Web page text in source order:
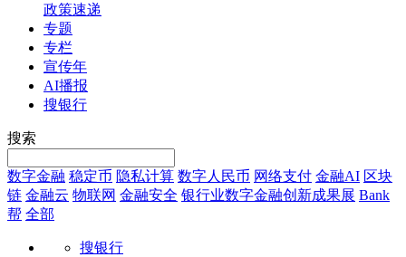
政策速递
专题
专栏
宣传年
AI播报
搜银行
搜索
数字金融 稳定币 隐私计算 数字人民币 网络支付 金融AI 区块
链 金融云 物联网 金融安全 银行业数字金融创新成果展 Bank
帮 全部
搜银行